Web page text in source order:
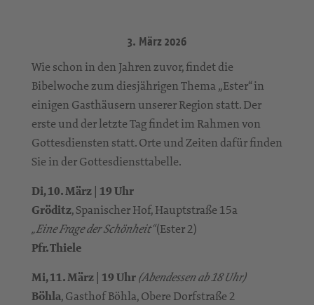
3. März 2026
Wie schon in den Jahren zuvor, findet die
Bibelwoche zum diesjährigen Thema „Ester“ in
einigen Gasthäusern unserer Region statt. Der
erste und der letzte Tag findet im Rahmen von
Gottesdiensten statt. Orte und Zeiten dafür finden
Sie in der Gottesdiensttabelle.
Di, 10. März | 19 Uhr
Gröditz, Spanischer Hof, Hauptstraße 15a
„Eine Frage der Schönheit“(Ester 2)
Pfr. Thiele
Mi, 11. März | 19 Uhr(Abendessen ab 18 Uhr)
Böhla, Gasthof Böhla, Obere Dorfstraße 2